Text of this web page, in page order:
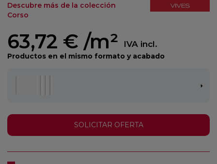
Descubre más de la colección
Corso
63,72 € /m² IVA incl.
Productos en el mismo formato y acabado
SOLICITAR OFERTA